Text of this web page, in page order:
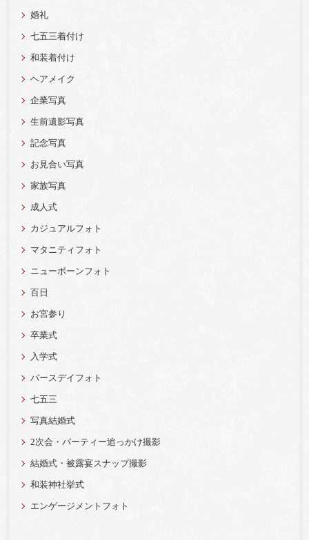
婚礼
七五三着付け
和装着付け
ヘアメイク
企業写真
生前遺影写真
記念写真
お見合い写真
家族写真
成人式
カジュアルフォト
マタニティフォト
ニューボーンフォト
百日
お宮参り
卒業式
入学式
バースデイフォト
七五三
写真結婚式
2次会・パーティー追っかけ撮影
結婚式・被露宴スナップ撮影
和装神社挙式
エンゲージメントフォト